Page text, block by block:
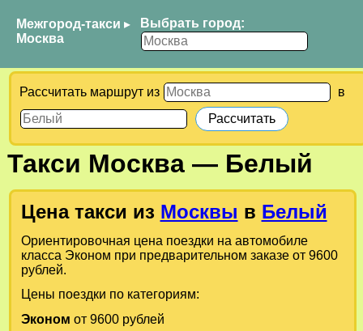
Межгород-такси ▸
Москва
Выбрать город:
Рассчитать маршрут из в
Такси Москва— Белый
Цена такси из Москвы в Белый
Ориентировочная цена поездки на автомобиле
класса Эконом при предварительном заказе от 9600
рублей.
Цены поездки по категориям:
Эконом от 9600 рублей